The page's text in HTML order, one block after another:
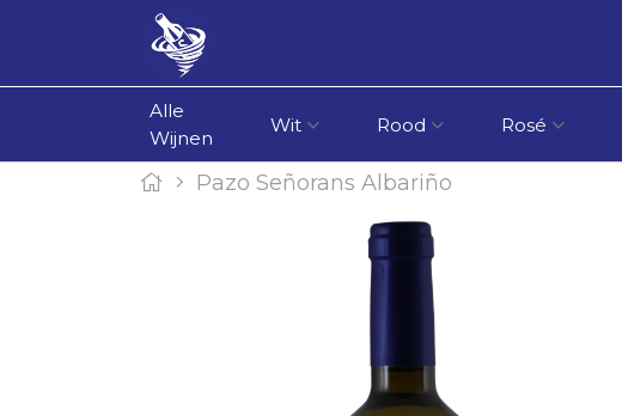
Alle
Wijnen
Wit Rood Rosé
Pazo Señorans Albariño